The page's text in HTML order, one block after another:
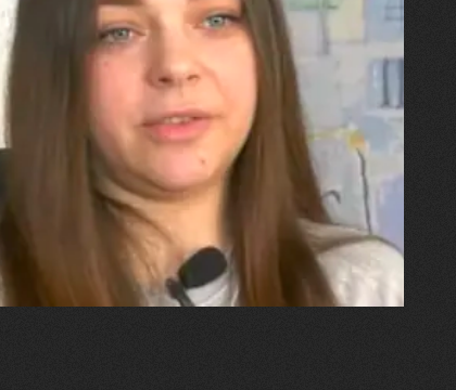
27.07.2026
"Я перенесла 11 операцій, та
плакала від фантомного
болю. Але маленька донька
бере за руку і змушує йти
далі"